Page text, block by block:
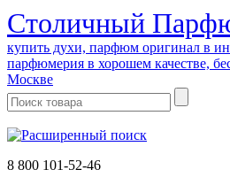
Cтоличный
купить духи, парфюм оригинал в
парфюмерия в хорошем качестве,
Москве
8 800 101-52-46